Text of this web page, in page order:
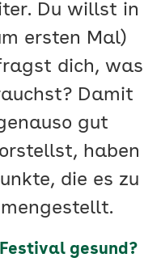
Du willst in
ersten Mal)
dich, was
Damit
gut
haben
die es zu
gesund?